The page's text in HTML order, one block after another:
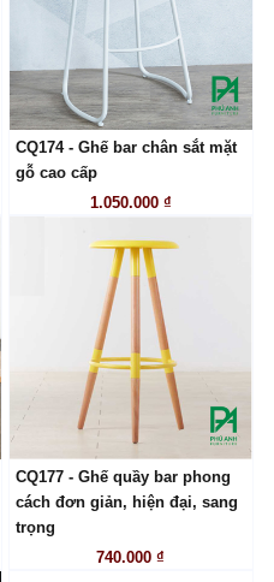
CQ174 - Ghế bar chân sắt mặt
gỗ cao cấp
1.050.000 ₫
LIÊN HỆ
CQ177 - Ghế quầy bar phong
cách đơn giản, hiện đại, sang
trọng
740.000 ₫